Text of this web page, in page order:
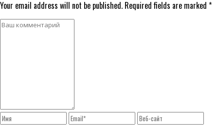
Your email address will not be published. Required fields are marked *